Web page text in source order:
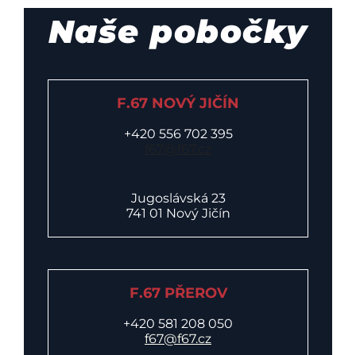
Naše pobočky
F.67 NOVÝ JIČÍN
+420 556 702 395
Jugoslávská 23
741 01 Nový Jičín
F.67 PŘEROV
+420 581 208 050
f67@f67.cz